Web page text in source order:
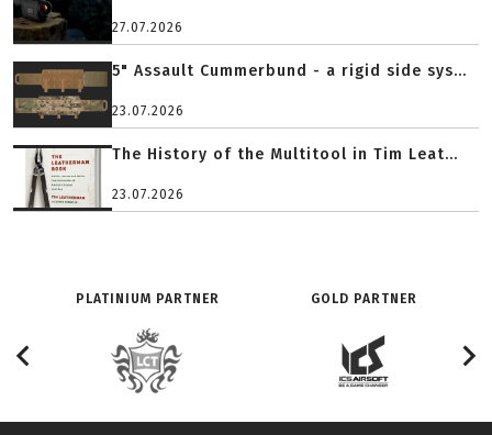
27.07.2026
5" Assault Cummerbund - a rigid side sys...
23.07.2026
The History of the Multitool in Tim Leat...
23.07.2026
PLATINIUM PARTNER GOLD PARTNER